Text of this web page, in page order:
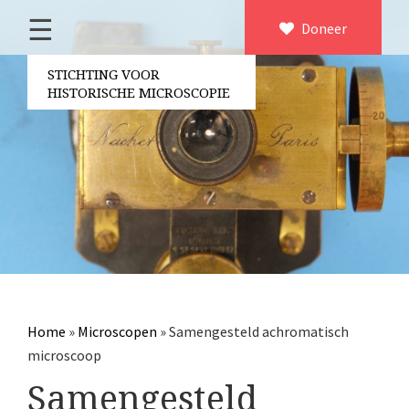
×
Over ons
Contact
Bestuur
Vrijwilligers
Partners
Jaarverslagen
Microscopen
Overige optische instrumenten
Elektrische meetapparatuur
Doneer
☰
STICHTING VOOR
HISTORISCHE MICROSCOPIE
Home » Microscopen »Samengesteld achromatisch
microscoop
Samengesteld